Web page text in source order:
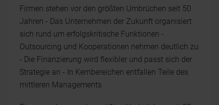
Firmen stehen vor den größten Umbrüchen seit 50
Jahren - Das Unternehmen der Zukunft organisiert
sich rund um erfolgskritische Funktionen -
Outsourcing und Kooperationen nehmen deutlich zu
- Die Finanzierung wird flexibler und passt sich der
Strategie an - In Kernbereichen entfallen Teile des
mittleren Managements